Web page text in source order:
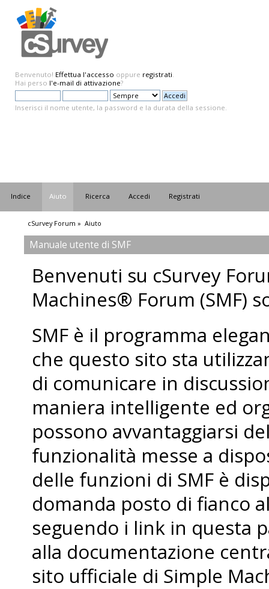
Benvenuto! Effettua l'accesso oppure registrati.
Hai perso l'e-mail di attivazione?
Inserisci il nome utente, la password e la durata della sessione.
Indice Aiuto Ricerca Accedi Registrati
cSurvey Forum » Aiuto
Manuale utente di SMF
Benvenuti su cSurvey
Machines® Forum (SMF)
SMF è il programma
che questo sito sta
di comunicare in
maniera intelligente ed
possono avvantaggiarsi
funzionalità messe a
delle funzioni di SMF è
domanda posto di fianco
seguendo i link in questa
alla documentazione
sito ufficiale di Simple